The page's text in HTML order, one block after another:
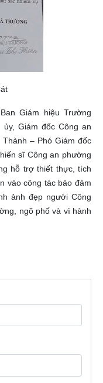
Giám hiệu Trường
Giám đốc Công an
– Phó Giám đốc
sĩ Công an phường
hỗ trợ thiết thực, tích
vào công tác bảo đảm
ảnh đẹp người Công
ngõ phố và vì hành